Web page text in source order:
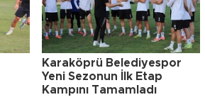
Karaköprü Belediyespor
Yeni Sezonun İlk Etap
Kampını Tamamladı